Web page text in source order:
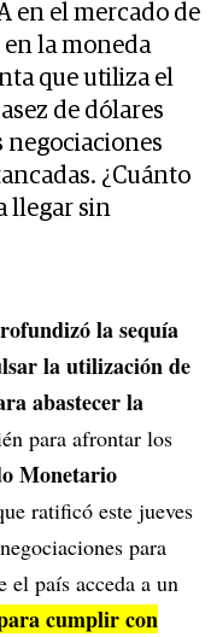
en el mercado de
la moneda
que utiliza el
de dólares
negociaciones
¿Cuánto
llegar sin
la sequía
la utilización de
abastecer la
para afrontar los
Monetario
ratificó este jueves
para
el país acceda a un
cumplir con